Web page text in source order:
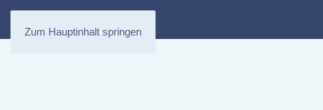
Zum Hauptinhalt springen